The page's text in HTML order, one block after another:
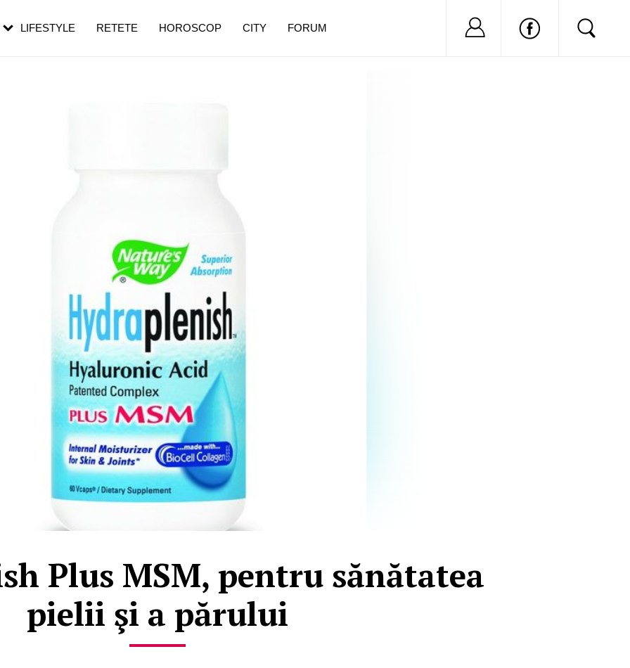
Plus MSM, pentru sănătatea
pielii şi a părului
LIFESTYLE RETETE HOROSCOP CITY FORUM Nu ai cont?
în vârstă
de dureroasă este investigația